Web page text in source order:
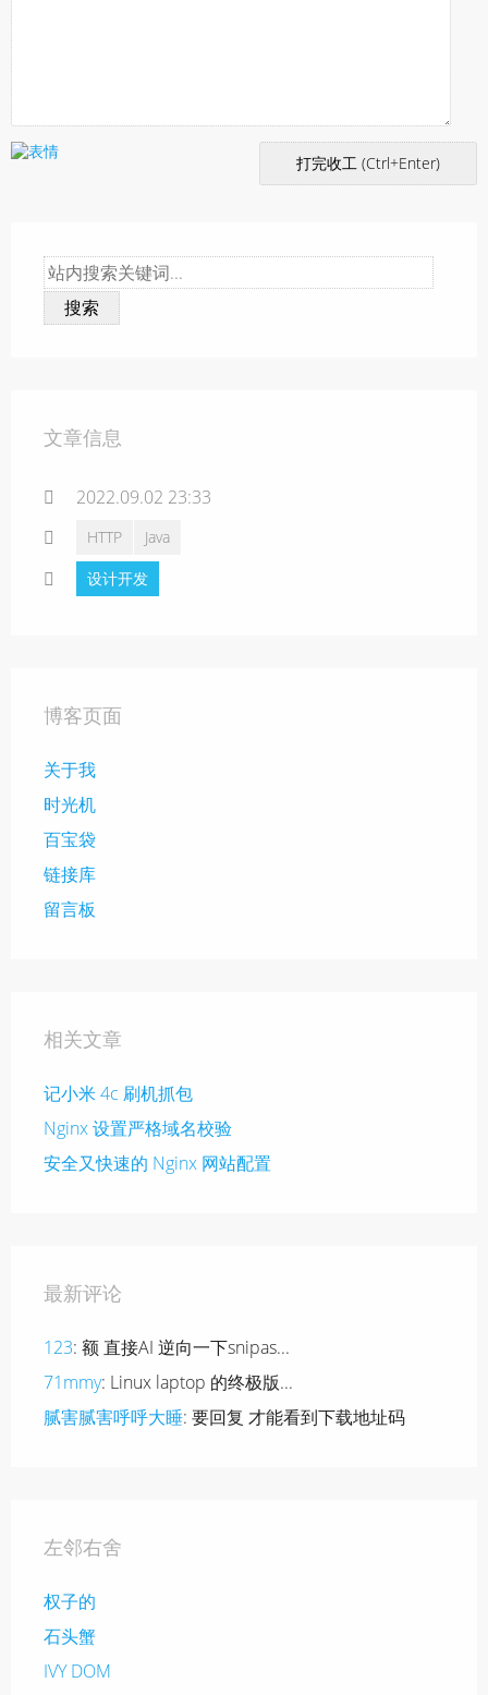
搜索
文章信息
2022.09.02 23:33
HTTP
Java
设计开发
博客页面
关于我
时光机
百宝袋
链接库
留言板
相关文章
记小米 4c 刷机抓包
Nginx 设置严格域名校验
安全又快速的 Nginx 网站配置
最新评论
123: 额 直接AI 逆向一下snipas...
71mmy: Linux laptop 的终极版...
腻害腻害呼呼大睡: 要回复 才能看到下载地址码
左邻右舍
权子的
石头蟹
IVY DOM